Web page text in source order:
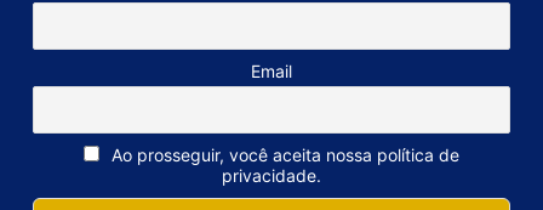
Email
Ao prosseguir, você aceita nossa política de
privacidade.